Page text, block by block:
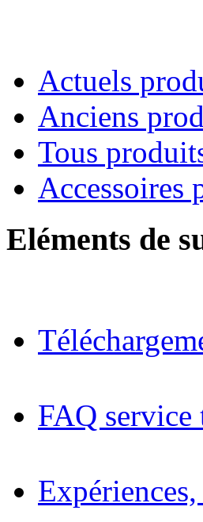
Actuels
Anciens
Tous
Accessoires
Eléments de
FAQ service